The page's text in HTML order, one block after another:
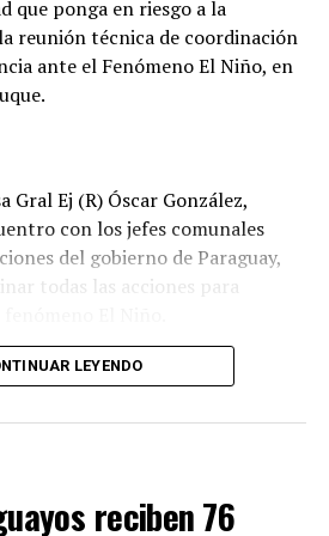
departamentales y
realizados a la ANDE
y cobertura del servicio
nacional.
que ponga en riesgo a la
reunión técnica de coordinación
ante el Fenómeno El Niño, en
Gral Ej (R) Óscar González,
con los jefes comunales
del gobierno de Paraguay,
todas las acciones para
a los intendentes municipales
la Nación están prestos para
no sienta el rigor del
fuertemente.
LEYENDO
reciben 76